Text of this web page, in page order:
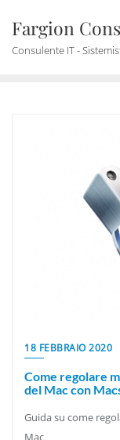
content
Fargion
Consulente IT -
18 FEBBRAIO 2020
Come regolare
del Mac con
Guida su come
Mac